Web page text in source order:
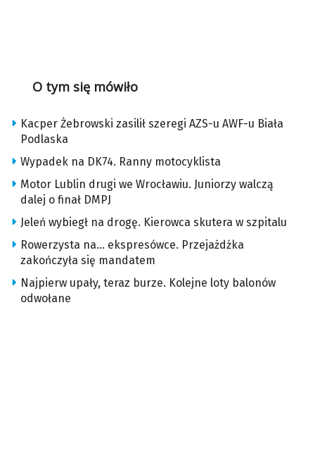
O tym się mówiło
Kacper Żebrowski zasilił szeregi AZS-u AWF-u Biała
Podlaska
Wypadek na DK74. Ranny motocyklista
Motor Lublin drugi we Wrocławiu. Juniorzy walczą
dalej o finał DMPJ
Jeleń wybiegł na drogę. Kierowca skutera w szpitalu
Rowerzysta na… ekspresówce. Przejażdżka
zakończyła się mandatem
Najpierw upały, teraz burze. Kolejne loty balonów
odwołane